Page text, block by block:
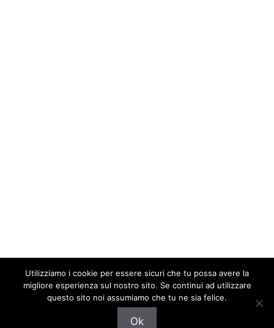
© 2026 Provini TV Televisione Fiction Programmi Rai
Utilizziamo i cookie per essere sicuri che tu possa avere la
migliore esperienza sul nostro sito. Se continui ad utilizzare
questo sito noi assumiamo che tu ne sia felice.
Ok